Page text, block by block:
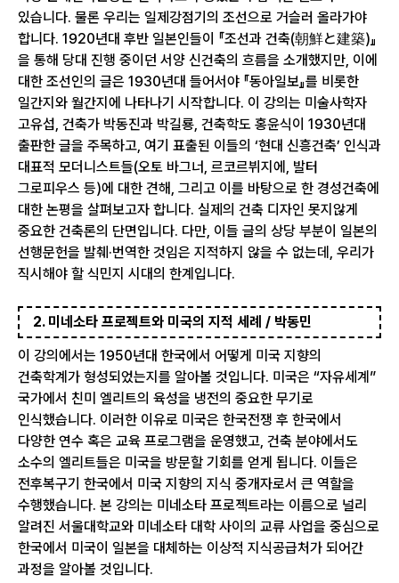
있습니다. 물론 우리는 일제강점기의 조선으로 거슬러 올라가야
합니다. 1920년대 후반 일본인들이 『조선과 건축(朝鮮と建築)』
을 통해 당대 진행 중이던 서양 신건축의 흐름을 소개했지만, 이에
대한 조선인의 글은 1930년대 들어서야 『동아일보』를 비롯한
일간지와 월간지에 나타나기 시작합니다. 이 강의는 미술사학자
고유섭, 건축가 박동진과 박길룡, 건축학도 홍윤식이 1930년대
출판한 글을 주목하고, 여기 표출된 이들의 ‘현대 신흥건축’ 인식과
대표적 모더니스트들(오토 바그너, 르코르뷔지에, 발터
그로피우스 등)에 대한 견해, 그리고 이를 바탕으로 한 경성건축에
대한 논평을 살펴보고자 합니다. 실제의 건축 디자인 못지않게
중요한 건축론의 단면입니다. 다만, 이들 글의 상당 부분이 일본의
선행문헌을 발췌·번역한 것임은 지적하지 않을 수 없는데, 우리가
직시해야 할 식민지 시대의 한계입니다.
2. 미네소타 프로젝트와 미국의 지적 세례 / 박동민
이 강의에서는 1950년대 한국에서 어떻게 미국 지향의
건축학계가 형성되었는지를 알아볼 것입니다. 미국은 “자유세계”
국가에서 친미 엘리트의 육성을 냉전의 중요한 무기로
인식했습니다. 이러한 이유로 미국은 한국전쟁 후 한국에서
다양한 연수 혹은 교육 프로그램을 운영했고, 건축 분야에서도
소수의 엘리트들은 미국을 방문할 기회를 얻게 됩니다. 이들은
전후복구기 한국에서 미국 지향의 지식 중개자로서 큰 역할을
수행했습니다. 본 강의는 미네소타 프로젝트라는 이름으로 널리
알려진 서울대학교와 미네소타 대학 사이의 교류 사업을 중심으로
한국에서 미국이 일본을 대체하는 이상적 지식공급처가 되어간
과정을 알아볼 것입니다.